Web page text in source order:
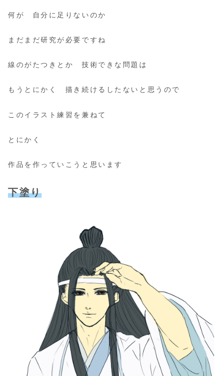
何が 自分に足りないのか
まだまだ研究が必要ですね
線のがたつきとか 技術できな問題は
もうとにかく 描き続けるしたないと思うので
このイラスト練習を兼ねて
とにかく
作品を作っていこうと思います
下塗り